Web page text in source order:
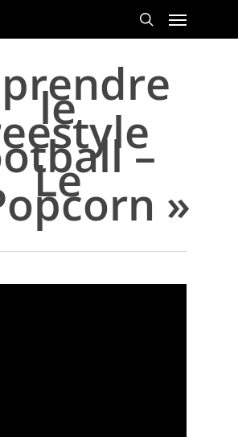
le
–
Le »